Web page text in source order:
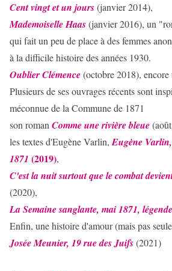
Cent vingt et un jours(janvier 2014),
Mademoiselle Haas(janvier 2016), un
qui fait un peu de place à des femmes
à la difficile histoire des années 1930.
Oublier Clémence(octobre 2018),
Plusieurs de ses ouvrages récents sont
méconnue de la Commune de 1871
son roman Comme une rivière bleue
les textes d'Eugène Varlin, Eugène
1871 (2019),
C'est la nuit surtout que le combat
(2020),
La Semaine sanglante, mai 1871,
Enfin, une histoire d'amour (mais pas
Josée Meunier, 19 rue des Juifs(2021)